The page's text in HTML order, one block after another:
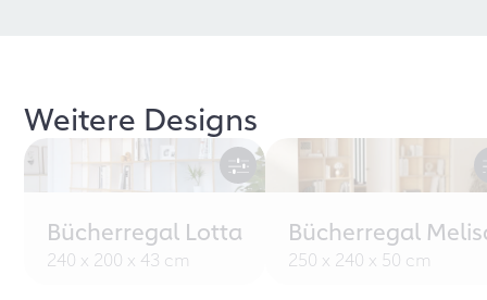
Weitere Designs
Bücherregal Lotta
240 x 200 x 43 cm
Bücherregal
250 x 240 x 50 cm